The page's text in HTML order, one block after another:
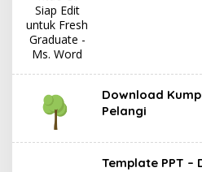
Download
Pelangi
Template PPT –